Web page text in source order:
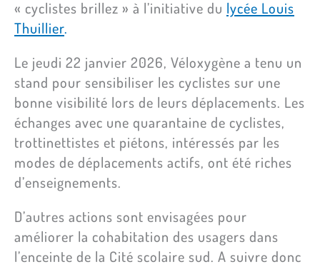
« cyclistes brillez » à l’initiative du lycée Louis
Thuillier.
Le jeudi 22 janvier 2026, Véloxygène a tenu un
stand pour sensibiliser les cyclistes sur une
bonne visibilité lors de leurs déplacements. Les
échanges avec une quarantaine de cyclistes,
trottinettistes et piétons, intéressés par les
modes de déplacements actifs, ont été riches
d’enseignements.
D’autres actions sont envisagées pour
améliorer la cohabitation des usagers dans
l’enceinte de la Cité scolaire sud. A suivre donc